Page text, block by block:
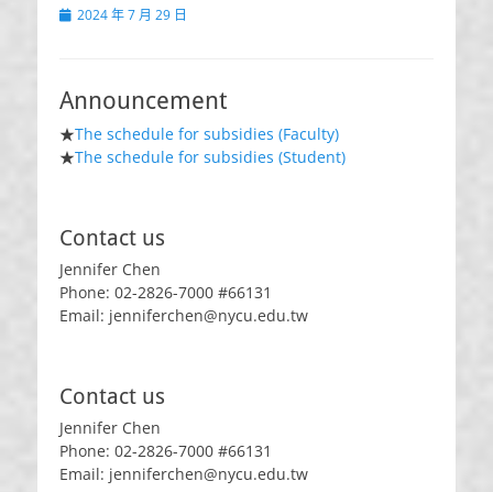
Posted2024 年 7 月 29 日
Announcement
★The schedule for subsidies (Faculty)
★The schedule for subsidies (Student)
Contact us
Jennifer Chen
Phone: 02-2826-7000 #66131
Email: jenniferchen@nycu.edu.tw
Contact us
Jennifer Chen
Phone: 02-2826-7000 #66131
Email: jenniferchen@nycu.edu.tw